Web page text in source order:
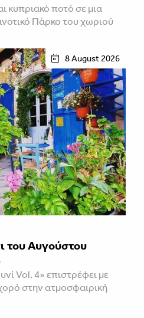
κυπριακό ποτό σε μια
Πάρκο του χωριού
8 August 2026
του Αυγούστου
Vol. 4» επιστρέφει με
στην ατμοσφαιρική